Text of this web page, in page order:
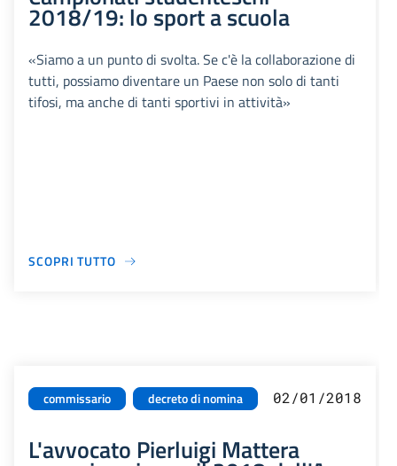
2018/19: lo sport a scuola
«Siamo a un punto di svolta. Se c'è la collaborazione di
tutti, possiamo diventare un Paese non solo di tanti
tifosi, ma anche di tanti sportivi in attività»
SCOPRI TUTTO
commissario decreto di nomina 02/01/2018
L'avvocato Pierluigi Mattera